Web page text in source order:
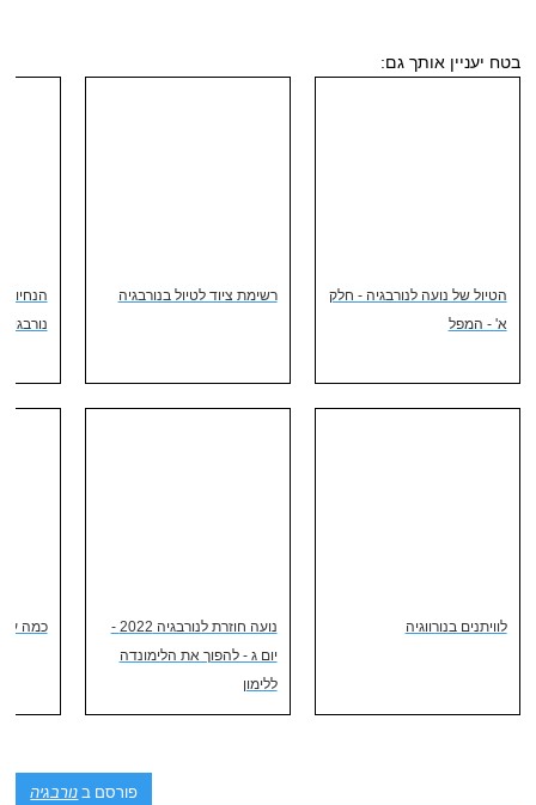
בטח יעניין אותך גם:
הטיול של נועה לנורבגיה - חלק
א' - המפל
רשימת ציוד לטיול בנורבגיה
הנחיות
לוויתנים בנורווגיה
נועה חוזרת לנורבגיה 2022 -
יום ג - להפוך את הלימונדה
ללימון
כמה
פורסם בנורבגיה